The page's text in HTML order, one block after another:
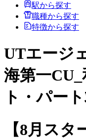
駅から探す
職種から探す
特徴から探す
UTエージ
海第一
ト・パー
【8月ス